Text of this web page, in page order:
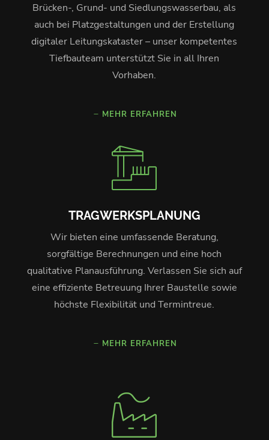
Brücken-, Grund- und Siedlungswasserbau, als
auch bei Platzgestaltungen und der Erstellung
digitaler Leitungskataster – unser kompetentes
Tiefbauteam unterstützt Sie in all Ihren
Vorhaben.
MEHR ERFAHREN
TRAGWERKSPLANUNG
Wir bieten eine umfassende Beratung,
sorgfältige Berechnungen und eine hoch
qualitative Planausführung. Verlassen Sie sich auf
eine effiziente Betreuung Ihrer Baustelle sowie
höchste Flexibilität und Termintreue.
MEHR ERFAHREN